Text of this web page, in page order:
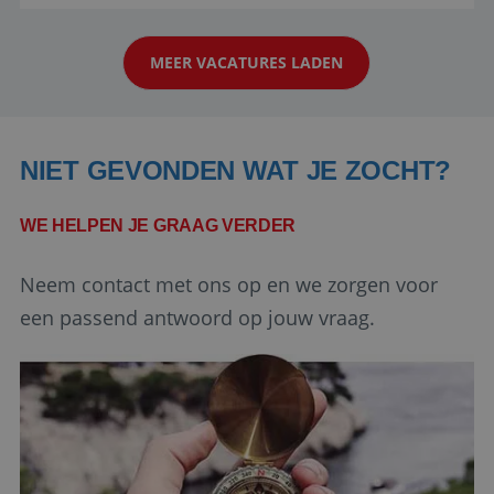
werken: of het nu gaat om vragen ...
MEER VACATURES LADEN
NIET GEVONDEN WAT JE ZOCHT?
WE HELPEN JE GRAAG VERDER
Neem contact met ons op en we zorgen voor
een passend antwoord op jouw vraag.
Naam
Aanbieder/
Domein
PHPSESSID
PHP.net
Google Privacy Policy